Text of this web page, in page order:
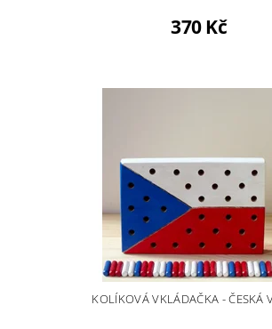
370 Kč
KOLÍKOVÁ VKLÁDAČKA - ČESKÁ